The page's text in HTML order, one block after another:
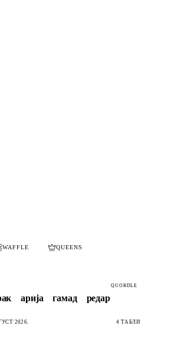
WAFFLE QUEENS
QUORDLE
арија гамад редар
2026. 4 ТАБЛИ